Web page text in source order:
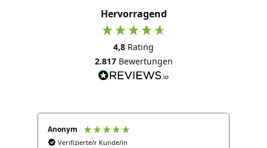
Hervorragend
4,8 Rating
2.817 Bewertungen
Anonym
Verifizierte/r Kunde/in